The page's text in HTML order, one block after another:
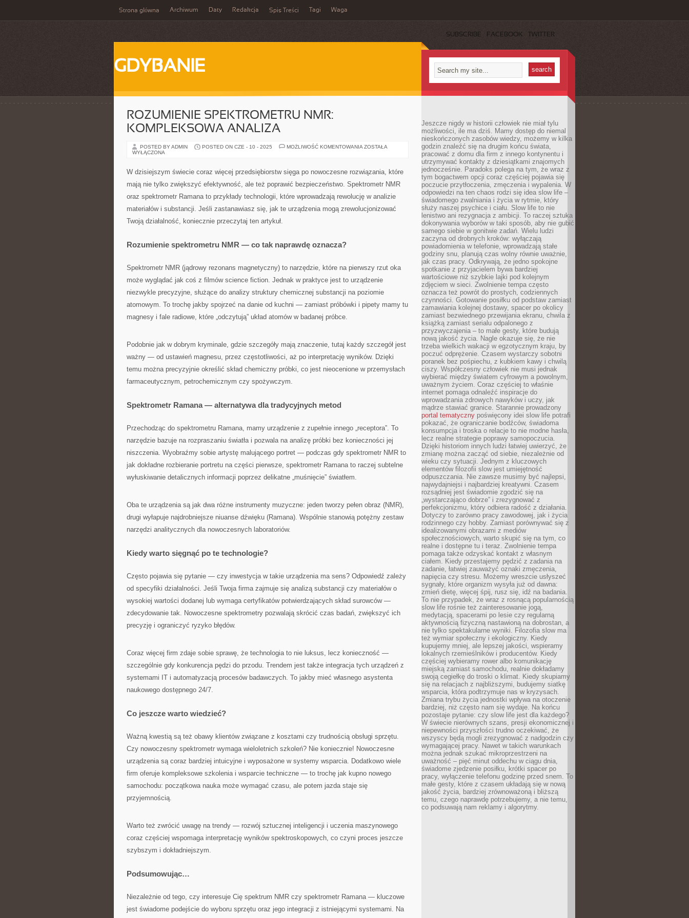
Strona główna Archiwum Daty Redakcja Spis Treści Tagi Waga
SUBSCRIBE FACEBOOK TWITTER
GDYBANIE
ROZUMIENIE SPEKTROMETRU NMR:
KOMPLEKSOWA ANALIZA
POSTED BY ADMIN POSTED ON CZE - 10 - 2025 MOŻLIWOŚĆ KOMENTOWANIA ROZUMIENIE
ANALIZA
ZOSTAŁA
WYŁĄCZONA
W dzisiejszym świecie coraz więcej przedsiębiorstw sięga po nowoczesne rozwiązania, które
mają nie tylko zwiększyć efektywność, ale też poprawić bezpieczeństwo. Spektrometr NMR
oraz spektrometr Ramana to przykłady technologii, które wprowadzają rewolucję w analizie
materiałów i substancji. Jeśli zastanawiasz się, jak te urządzenia mogą zrewolucjonizować
Twoją działalność, koniecznie przeczytaj ten artykuł.
Rozumienie spektrometru NMR — co tak naprawdę oznacza?
Spektrometr NMR (jądrowy rezonans magnetyczny) to narzędzie, które na pierwszy rzut oka
może wyglądać jak coś z filmów science fiction. Jednak w praktyce jest to urządzenie
niezwykle precyzyjne, służące do analizy struktury chemicznej substancji na poziomie
atomowym. To trochę jakby spojrzeć na danie od kuchni — zamiast próbówki i pipety mamy tu
magnesy i fale radiowe, które „odczytują” układ atomów w badanej próbce.
Podobnie jak w dobrym kryminale, gdzie szczegóły mają znaczenie, tutaj każdy szczegół jest
ważny — od ustawień magnesu, przez częstotliwości, aż po interpretację wyników. Dzięki
temu można precyzyjnie określić skład chemiczny próbki, co jest nieocenione w przemysłach
farmaceutycznym, petrochemicznym czy spożywczym.
Spektrometr Ramana — alternatywa dla tradycyjnych metod
Przechodząc do spektrometru Ramana, mamy urządzenie z zupełnie innego „receptora”. To
narzędzie bazuje na rozpraszaniu światła i pozwala na analizę próbki bez konieczności jej
niszczenia. Wyobraźmy sobie artystę malującego portret — podczas gdy spektrometr NMR to
jak dokładne rozbieranie portretu na części pierwsze, spektrometr Ramana to raczej subtelne
wyłuskiwanie detalicznych informacji poprzez delikatne „muśnięcie” światłem.
Oba te urządzenia są jak dwa różne instrumenty muzyczne: jeden tworzy pełen obraz (NMR),
drugi wyłapuje najdrobniejsze niuanse dźwięku (Ramana). Wspólnie stanowią potężny zestaw
narzędzi analitycznych dla nowoczesnych laboratoriów.
Kiedy warto sięgnąć po te technologie?
Często pojawia się pytanie — czy inwestycja w takie urządzenia ma sens? Odpowiedź zależy
od specyfiki działalności. Jeśli Twoja firma zajmuje się analizą substancji czy materiałów o
wysokiej wartości dodanej lub wymaga certyfikatów potwierdzających skład surowców —
zdecydowanie tak. Nowoczesne spektrometry pozwalają skrócić czas badań, zwiększyć ich
precyzję i ograniczyć ryzyko błędów.
Coraz więcej firm zdaje sobie sprawę, że technologia to nie luksus, lecz konieczność —
szczególnie gdy konkurencja pędzi do przodu. Trendem jest także integracja tych urządzeń z
systemami IT i automatyzacją procesów badawczych. To jakby mieć własnego asystenta
naukowego dostępnego 24/7.
Co jeszcze warto wiedzieć?
Ważną kwestią są też obawy klientów związane z kosztami czy trudnością obsługi sprzętu.
Czy nowoczesny spektrometr wymaga wieloletnich szkoleń? Nie koniecznie! Nowoczesne
urządzenia są coraz bardziej intuicyjne i wyposażone w systemy wsparcia. Dodatkowo wiele
firm oferuje kompleksowe szkolenia i wsparcie techniczne — to trochę jak kupno nowego
samochodu: początkowa nauka może wymagać czasu, ale potem jazda staje się
przyjemnością.
Warto też zwrócić uwagę na trendy — rozwój sztucznej inteligencji i uczenia maszynowego
coraz częściej wspomaga interpretację wyników spektroskopowych, co czyni proces jeszcze
szybszym i dokładniejszym.
Podsumowując…
Niezależnie od tego, czy interesuje Cię spektrum NMR czy spektrometr Ramana — kluczowe
jest świadome podejście do wyboru sprzętu oraz jego integracji z istniejącymi systemami. Na
Jeszcze nigdy w historii człowiek nie miał tylu
możliwości, ile ma dziś. Mamy dostęp do niemal
nieskończonych zasobów wiedzy, możemy w kilka
godzin znaleźć się na drugim końcu świata,
pracować z domu dla firm z innego kontynentu i
utrzymywać kontakty z dziesiątkami znajomych
jednocześnie. Paradoks polega na tym, że wraz z
tym bogactwem opcji coraz częściej pojawia się
poczucie przytłoczenia, zmęczenia i wypalenia. W
odpowiedzi na ten chaos rodzi się idea slow life –
świadomego zwalniania i życia w rytmie, który
służy naszej psychice i ciału. Slow life to nie
lenistwo ani rezygnacja z ambicji. To raczej sztuka
dokonywania wyborów w taki sposób, aby nie gubić
samego siebie w gonitwie zadań. Wielu ludzi
zaczyna od drobnych kroków: wyłączają
powiadomienia w telefonie, wprowadzają stałe
godziny snu, planują czas wolny równie uważnie,
jak czas pracy. Odkrywają, że jedno spokojne
spotkanie z przyjacielem bywa bardziej
wartościowe niż szybkie lajki pod kolejnym
zdjęciem w sieci. Zwolnienie tempa często
oznacza też powrót do prostych, codziennych
czynności. Gotowanie posiłku od podstaw zamiast
zamawiania kolejnej dostawy, spacer po okolicy
zamiast bezwiednego przewijania ekranu, chwila z
książką zamiast serialu odpalonego z
przyzwyczajenia – to małe gesty, które budują
nową jakość życia. Nagle okazuje się, że nie
trzeba wielkich wakacji w egzotycznym kraju, by
poczuć odprężenie. Czasem wystarczy sobotni
poranek bez pośpiechu, z kubkiem kawy i chwilą
ciszy. Współczesny człowiek nie musi jednak
wybierać między światem cyfrowym a powolnym,
uważnym życiem. Coraz częściej to właśnie
internet pomaga odnaleźć inspiracje do
wprowadzania zdrowych nawyków i uczy, jak
mądrze stawiać granice. Starannie prowadzony
portal tematyczny poświęcony idei slow life potrafi
pokazać, że ograniczanie bodźców, świadoma
konsumpcja i troska o relacje to nie modne hasła,
lecz realne strategie poprawy samopoczucia.
Dzięki historiom innych ludzi łatwiej uwierzyć, że
zmianę można zacząć od siebie, niezależnie od
wieku czy sytuacji. Jednym z kluczowych
elementów filozofii slow jest umiejętność
odpuszczania. Nie zawsze musimy być najlepsi,
najwydajniejsi i najbardziej kreatywni. Czasem
rozsądniej jest świadomie zgodzić się na
„wystarczająco dobrze” i zrezygnować z
perfekcjonizmu, który odbiera radość z działania.
Dotyczy to zarówno pracy zawodowej, jak i życia
rodzinnego czy hobby. Zamiast porównywać się z
idealizowanymi obrazami z mediów
społecznościowych, warto skupić się na tym, co
realne i dostępne tu i teraz. Zwolnienie tempa
pomaga także odzyskać kontakt z własnym
ciałem. Kiedy przestajemy pędzić z zadania na
zadanie, łatwiej zauważyć oznaki zmęczenia,
napięcia czy stresu. Możemy wreszcie usłyszeć
sygnały, które organizm wysyła już od dawna:
zmień dietę, więcej śpij, rusz się, idź na badania.
To nie przypadek, że wraz z rosnącą popularnością
slow life rośnie też zainteresowanie jogą,
medytacją, spacerami po lesie czy regularną
aktywnością fizyczną nastawioną na dobrostan, a
nie tylko spektakularne wyniki. Filozofia slow ma
też wymiar społeczny i ekologiczny. Kiedy
kupujemy mniej, ale lepszej jakości, wspieramy
lokalnych rzemieślników i producentów. Kiedy
częściej wybieramy rower albo komunikację
miejską zamiast samochodu, realnie dokładamy
swoją cegiełkę do troski o klimat. Kiedy skupiamy
się na relacjach z najbliższymi, budujemy siatkę
wsparcia, która podtrzymuje nas w kryzysach.
Zmiana trybu życia jednostki wpływa na otoczenie
bardziej, niż często nam się wydaje. Na końcu
pozostaje pytanie: czy slow life jest dla każdego?
W świecie nierównych szans, presji ekonomicznej i
niepewności przyszłości trudno oczekiwać, że
wszyscy będą mogli zrezygnować z nadgodzin czy
wymagającej pracy. Nawet w takich warunkach
można jednak szukać mikroprzestrzeni na
uważność – pięć minut oddechu w ciągu dnia,
świadome zjedzenie posiłku, krótki spacer po
pracy, wyłączenie telefonu godzinę przed snem. To
małe gesty, które z czasem układają się w nową
jakość życia, bardziej zrównoważoną i bliższą
temu, czego naprawdę potrzebujemy, a nie temu,
co podsuwają nam reklamy i algorytmy.